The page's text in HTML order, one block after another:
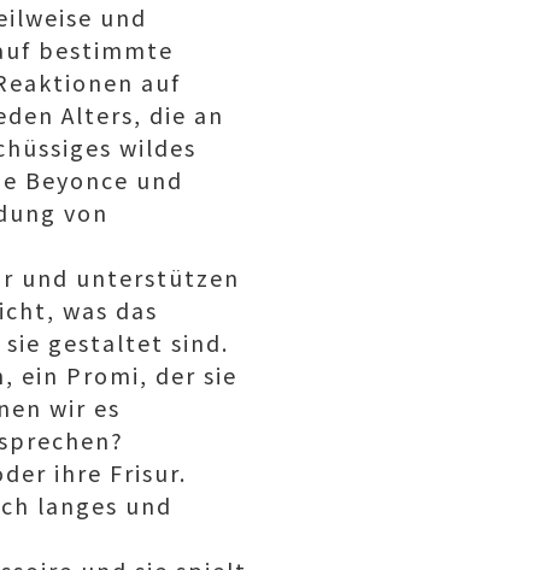
und
bestimmte
auf
Alters, die an
wildes
Beyonce und
von
und unterstützen
was das
sie gestaltet sind.
ein Promi, der sie
wir es
ihre Frisur.
langes und